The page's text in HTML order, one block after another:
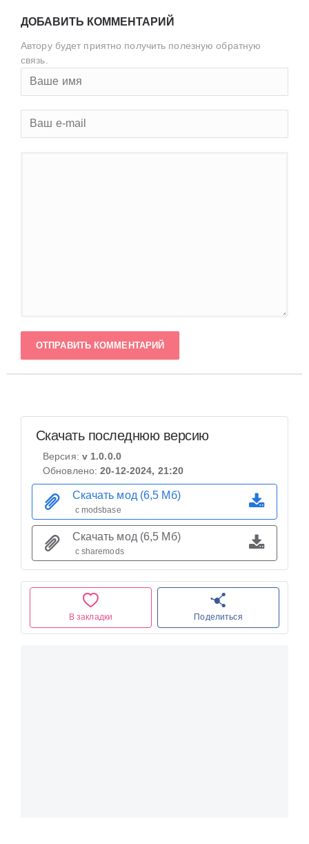
ДОБАВИТЬ КОММЕНТАРИЙ
Автору будет приятно получить полезную обратную
связь.
ОТПРАВИТЬ КОММЕНТАРИЙ
В закладки Поделиться
Скачать последнюю версию
Версия: v 1.0.0.0
Обновлено:20-12-2024, 21:20
Скачать мод (6,5 Мб)
с modsbase
Скачать мод (6,5 Мб)
с sharemods